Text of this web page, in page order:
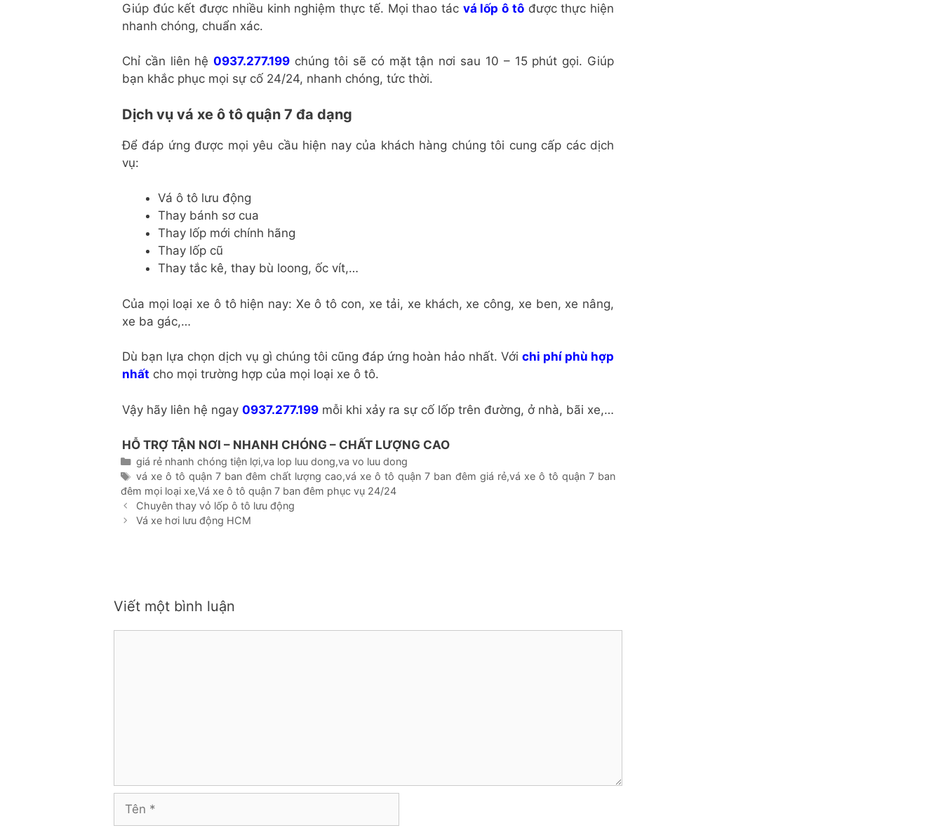
Giúp đúc kết được nhiều kinh nghiệm thực tế. Mọi thao tác vá lốp ô tôđược thực hiện
nhanh chóng, chuẩn xác.
Chỉ cần liên hệ0937.277.199 chúng tôi sẽ có mặt tận nơi sau 10 – 15 phút gọi. Giúp
bạn khắc phục mọi sự cố 24/24, nhanh chóng, tức thời.
Dịch vụ vá xe ô tô quận 7 đa dạng
Để đáp ứng được mọi yêu cầu hiện nay của khách hàng chúng tôi cung cấp các dịch
vụ:
Vá ô tô lưu động
Thay bánh sơ cua
Thay lốp mới chính hãng
Thay lốp cũ
Thay tắc kê, thay bù loong, ốc vít,…
Của mọi loại xe ô tô hiện nay: Xe ô tô con, xe tải, xe khách, xe công, xe ben, xe nâng,
xe ba gác,…
Dù bạn lựa chọn dịch vụ gì chúng tôi cũng đáp ứng hoàn hảo nhất. Vớichi phí phù hợp
nhất cho mọi trường hợp của mọi loại xe ô tô.
Vậy hãy liên hệ ngay 0937.277.199mỗi khi xảy ra sự cố lốp trên đường, ở nhà, bãi xe,…
HỖ TRỢ TẬN NƠI – NHANH CHÓNG – CHẤT LƯỢNG CAO
Danh
mục
giá rẻ nhanh chóng tiện lợi,va lop luu dong,va vo luu dong
Thẻ
vá xe ô tô quận 7 ban đêm chất lượng cao,vá xe ô tô quận 7 ban đêm giá rẻ,vá xe ô tô quận 7 ban
đêm mọi loại xe,Vá xe ô tô quận 7 ban đêm phục vụ 24/24
Chuyên thay vỏ lốp ô tô lưu động
Vá xe hơi lưu động HCM
Viết một bình luận
Tên